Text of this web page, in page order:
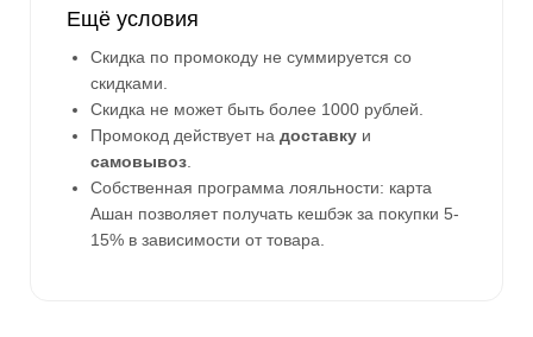
Ещё условия
Скидка по промокоду не суммируется со
скидками.
Скидка не может быть более 1000 рублей.
Промокод действует на доставку и
самовывоз
Собственная программа лояльности: карта
Ашан позволяет получать кешбэк за покупки 5-
15% в зависимости от товара.